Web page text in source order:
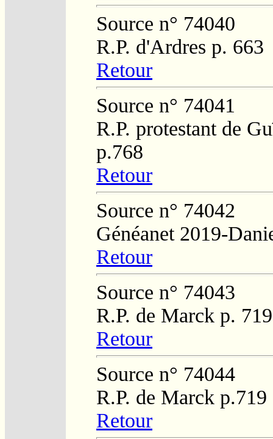
Source n° 74040
R.P. d'Ardres p. 663
Retour
Source n° 74041
R.P. protestant de
p.768
Retour
Source n° 74042
Généanet 2019-
Retour
Source n° 74043
R.P. de Marck p. 719
Retour
Source n° 74044
R.P. de Marck p.719
Retour